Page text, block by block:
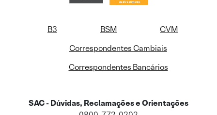
B3 BSM
CVM
Correspondentes Cambiais
Correspondentes Bancários
SAC - Dúvidas, Reclamações e Orientações